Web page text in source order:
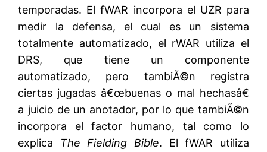
temporadas. El fWAR incorpora el UZR para
medir la defensa, el cual es un sistema
totalmente automatizado, el rWAR utiliza el
DRS, que tiene un componente
automatizado, pero tambiÃ©n registra
ciertas jugadas â€œbuenas o mal hechasâ€
a juicio de un anotador, por lo que tambiÃ©n
incorpora el factor humano, tal como lo
explica The Fielding Bible. El fWAR utiliza